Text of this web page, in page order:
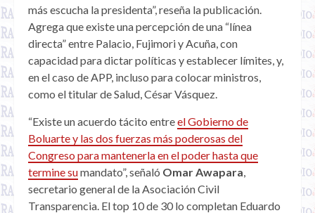
más escucha la presidenta”, reseña la publicación.
Agrega que existe una percepción de una “línea
directa” entre Palacio, Fujimori y Acuña, con
capacidad para dictar políticas y establecer límites, y,
en el caso de APP, incluso para colocar ministros,
como el titular de Salud, César Vásquez.
“Existe un acuerdo tácito entreel Gobierno de
Boluarte y las dos fuerzas más poderosas del
Congreso para mantenerla en el poder hasta que
termine sumandato”, señaló Omar Awapara,
secretario general de la Asociación Civil
Transparencia. El top 10 de 30 lo completan Eduardo